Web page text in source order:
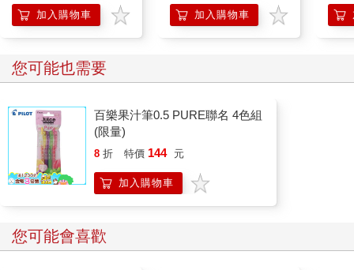
加入購物車
「行動派」的37個科
學方法
加入購物車
您可能也需要
百樂果汁筆0.5 PURE聯名 4色組
(限量)
8 折 特價 144 元
加入購物車
您可能會喜歡